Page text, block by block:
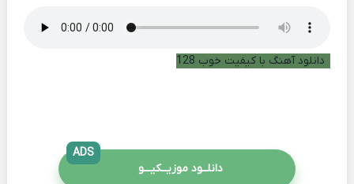
دانلود آهنگ با کیفیت خوب 128
دانلــود موزیــکیـــو
ADS